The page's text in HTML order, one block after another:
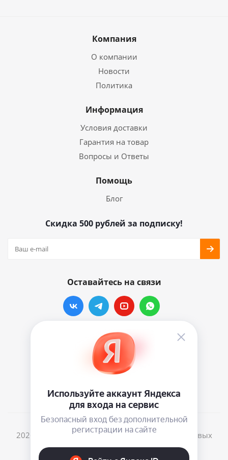
Компания
О компании
Новости
Политика
Информация
Условия доставки
Гарантия на товар
Вопросы и Ответы
Помощь
Блог
Скидка 500 рублей за подписку!
Оставайтесь на связи
Наши контакты
info@vinylmarkt.ru
2026 © Винилмаркт - интернет-магазин виниловых
пластинок